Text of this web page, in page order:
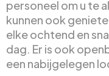
personeel om u te
kunnen ook
elke ochtend en
dag. Er is ook
een nabijgelegen